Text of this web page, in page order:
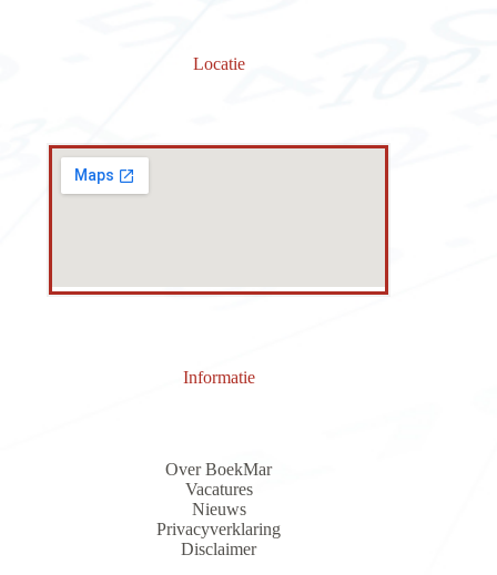
Locatie
Informatie
Over BoekMar
Vacatures
Nieuws
Privacyverklaring
Disclaimer